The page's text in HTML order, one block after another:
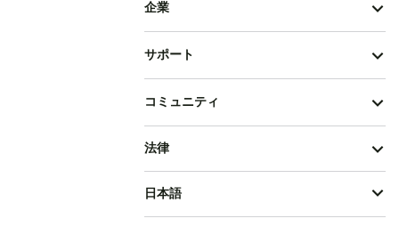
企業
サポート
コミュニティ
法律
日本語